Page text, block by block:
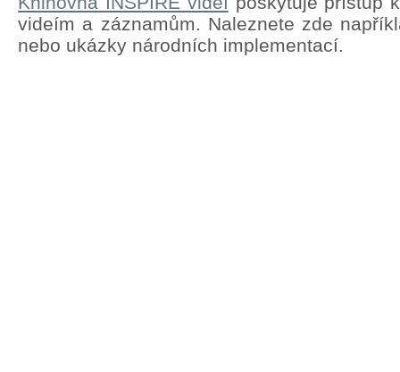
videím a záznamům. Naleznete zde
nebo ukázky národních implementací.